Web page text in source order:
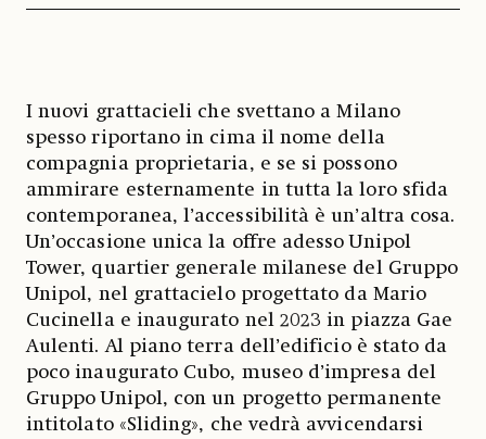
I nuovi grattacieli che svettano a Milano
spesso riportano in cima il nome della
compagnia proprietaria, e se si possono
ammirare esternamente in tutta la loro sfida
contemporanea, l’accessibilità è un’altra cosa.
Un’occasione unica la offre adesso Unipol
Tower, quartier generale milanese del Gruppo
Unipol, nel grattacielo progettato da Mario
Cucinella e inaugurato nel 2023 in piazza Gae
Aulenti. Al piano terra dell’edificio è stato da
poco inaugurato Cubo, museo d’impresa del
Gruppo Unipol, con un progetto permanente
intitolato «Sliding», che vedrà avvicendarsi